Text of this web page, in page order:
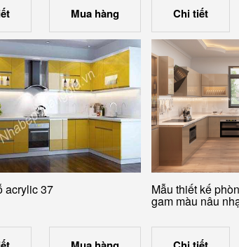
Mua hàng Chi tiết
acrylic 37 Mẫu thiết kế
gam màu nâu